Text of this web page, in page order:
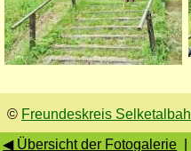
© Freundeskreis
◀ Übersicht der Fotogalerie